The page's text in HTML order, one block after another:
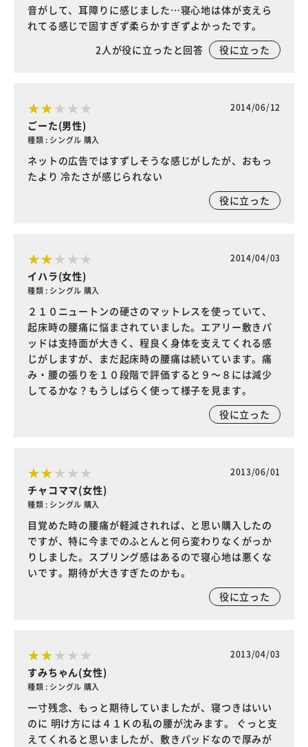
音がして、耳障りに感じました…寝心地は体が支えら
れてる感じで固すぎず柔らかすぎずよかったです。
2人が役に立ったと回答 役に立った
2014/06/12
ごーた(男性)
種類 : シングル 購入
ネットの広告ではすずしそうな感じがしたが、おもっ
たより 冷たさが感じられない
役に立った
2014/04/03
イハラ(女性)
種類 : シングル 購入
２１０ニュートンの硬さのマットレスを使っていて、
起床時の腰痛に悩まされていました。エアリー敷きパ
ッドは支持面が大きく、程良く身体を支えてくれる感
じがしますが、まだ起床時の腰痛は続いています。痛
み・腰の張りを１０段階で評価すると９～８には減少
してるかな？もうしばらく使って様子を見ます。
役に立った
2013/06/01
チャコママ(女性)
種類 : シングル 購入
目覚めた時の腰痛が軽減されれば、と思い購入したの
ですが、特に今までのふとんと何ら変わりなくがっか
りしました。スプリング感はあるので寝心地は悪くな
いです。期待が大きすぎたのかも。
役に立った
2013/04/03
すみちゃん(女性)
種類 : シングル 購入
一寸残念、もっと期待していましたが、寝つきはいい
のに 明け方には４１Ｋの私の腰が沈みます。 ぐっと支
えてくれると思いましたが、敷きパッドなので厚みが